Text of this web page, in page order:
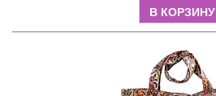
В КОРЗИНУ